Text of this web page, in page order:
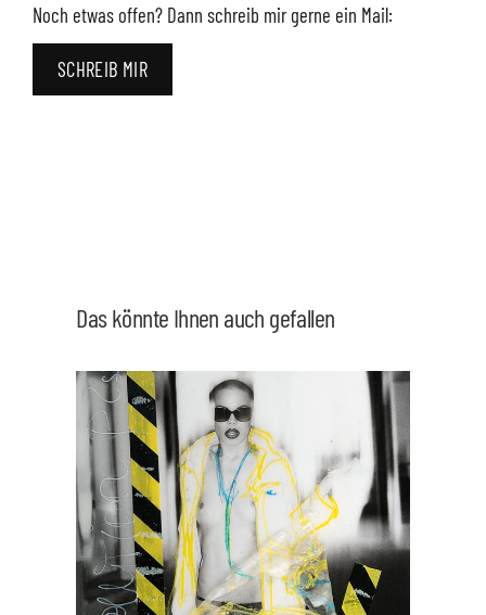
Noch etwas offen? Dann schreib mir gerne ein Mail:
SCHREIB MIR
Das könnte Ihnen auch gefallen